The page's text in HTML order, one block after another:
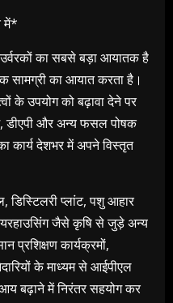
में*
का सबसे बड़ा आयातक है
सामग्री का आयात करता है।
के उपयोग को बढ़ावा देने पर
डीएपी और अन्य फसल पोषक
कार्य देशभर में अपने विस्तृत
डिस्टिलरी प्लांट, पशु आहार
जैसे कृषि से जुड़े अन्य
प्रशिक्षण कार्यक्रमों,
के माध्यम से आईपीएल
बढ़ाने में निरंतर सहयोग कर